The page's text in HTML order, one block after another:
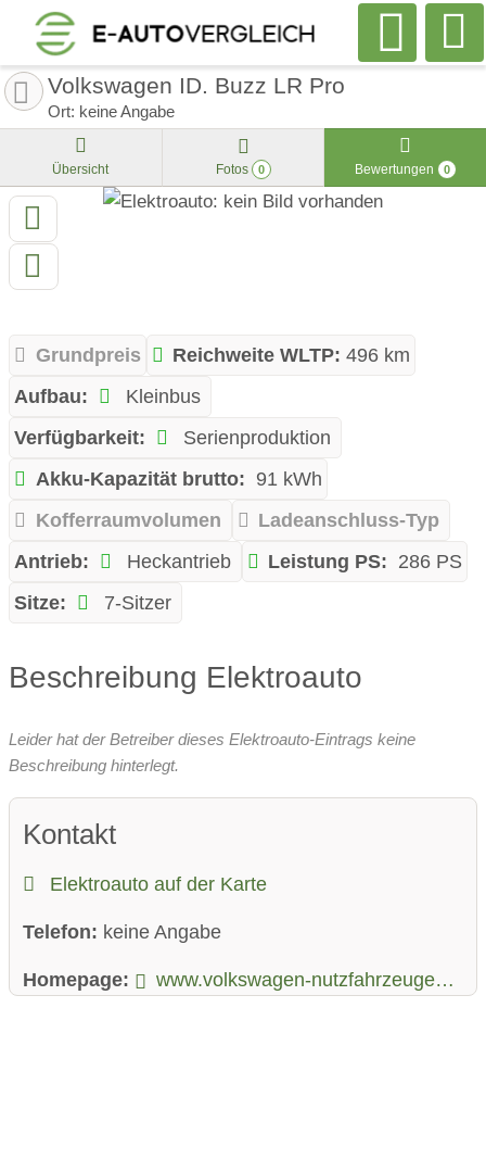
Volkswagen ID. Buzz LR Pro
Ort: keine Angabe
Übersicht Fotos 0 Bewertungen 0
Grundpreis Reichweite WLTP: 496 km
Aufbau:
Kleinbus
Verfügbarkeit:
Serienproduktion
Akku-Kapazität brutto: 91 kWh
Kofferraumvolumen
Ladeanschluss-Typ
Antrieb:
Heckantrieb Leistung PS: 286 PS
Sitze:
7-Sitzer
Beschreibung Elektroauto
Leider hat der Betreiber dieses Elektroauto-Eintrags keine
Beschreibung hinterlegt.
Kontakt
Elektroauto auf der Karte
Telefon: keine Angabe
Homepage: www.volkswagen-nutzfahrzeuge.de/de/modelle/id-buzz.html